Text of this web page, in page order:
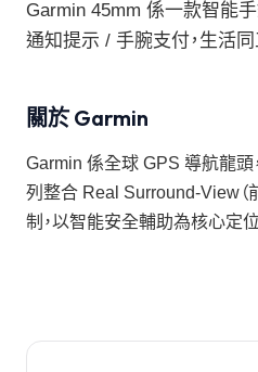
Garmin 45mm 係一款智能
通知提示 / 手腕支付，生活同
關於 Garmin
Garmin 係全球 GPS 導航龍頭
列整合 Real Surround-View（
制，以智能安全輔助為核心定位